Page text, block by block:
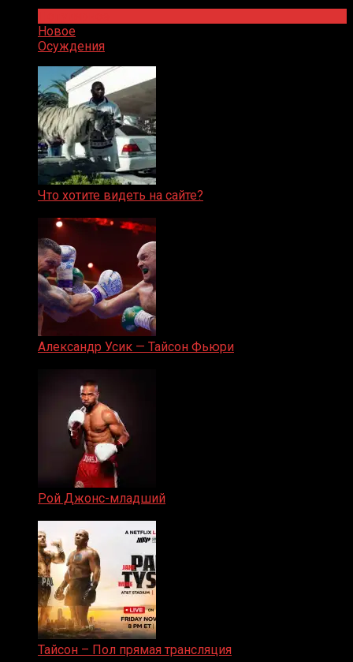
Новое
Осуждения
Что хотите видеть на сайте?
Александр Усик — Тайсон Фьюри
Рой Джонс-младший
Тайсон – Пол прямая трансляция